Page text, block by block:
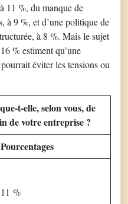
11 %, du manque de
à 9 %, et d’une politique de
à 8 %. Mais le sujet
% estiment qu’une
éviter les tensions ou
t-elle, selon vous, de
de votre entreprise ?
Pourcentages
11 %